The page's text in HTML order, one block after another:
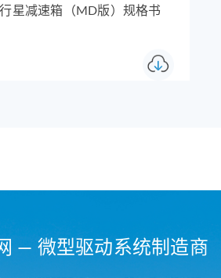
星减速箱（MD版）规格书
— 微型驱动系统制造商